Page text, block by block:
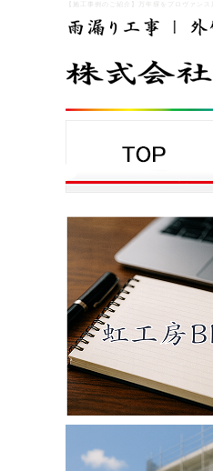
【施工事例のご紹介】万年塀をプロヴァン